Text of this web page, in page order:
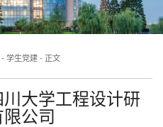
- 学生党建 - 正文
大学工程设计研
公司